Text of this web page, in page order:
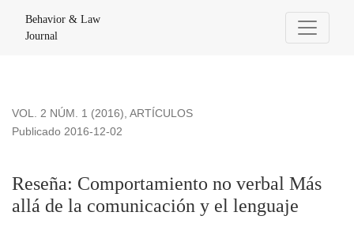
Behavior & Law
Journal
VOL. 2 NÚM. 1 (2016), ARTÍCULOS
Reseña: Comportamiento no verbal Más
allá de la comunicación y el lenguaje
Publicado 2016-12-02